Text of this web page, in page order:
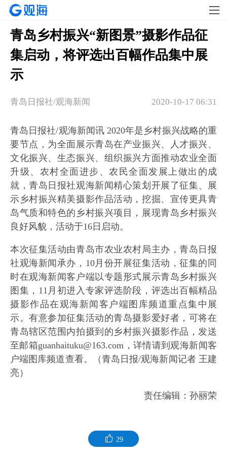
青岛乡村振兴“新图景”摄影作品征
集启动，将评选出百幅作品集中展
示
2020-10-17 06:31
青岛日报社/观海新闻
青岛日报社/观海新闻讯 2020年是乡村振兴战略的重
要节点，为全面展示青岛在产业振兴、人才振兴、
文化振兴、生态振兴、组织振兴方面推动农业全面
升级、农村全面进步、农民全面发展上做出的成
就，青岛日报社观海新闻精心策划开展了征集、展
示乡村振兴精美摄影作品活动，挖掘、宣传更具青
岛气质和特色的乡村振兴项目，展现青岛乡村振兴
良好风貌，活动于16日启动。
本次征集活动由青岛市农业农村局主办，青岛日报
社观海新闻承办，10月份开展征集活动，征集的同
时在观海新闻客户端以专题形式展示青岛乡村振兴
图集，11月初进入专家评选阶段，评选出百幅精品
摄影作品在观海新闻客户端图库频道重点集中展
示。有意参加征集活动的青岛摄影爱好者，可将在
青岛辖区范围内拍摄到的乡村振兴摄影作品，发送
至邮箱guanhaituku@163.com，详情请到观海新闻客
户端图库频道查看。（青岛日报/观海新闻记者 王建
亮）
责任编辑：孙丽荣
29